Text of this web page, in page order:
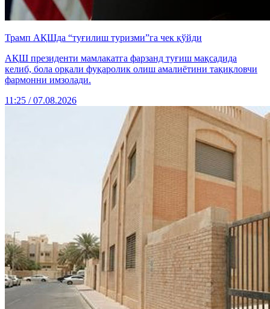
Трамп АҚШда “туғилиш туризми”га чек қўйди
АҚШ президенти мамлакатга фарзанд туғиш мақсадида
келиб, бола орқали фуқаролик олиш амалиётини тақиқловчи
фармонни имзолади.
11:25 / 07.08.2026